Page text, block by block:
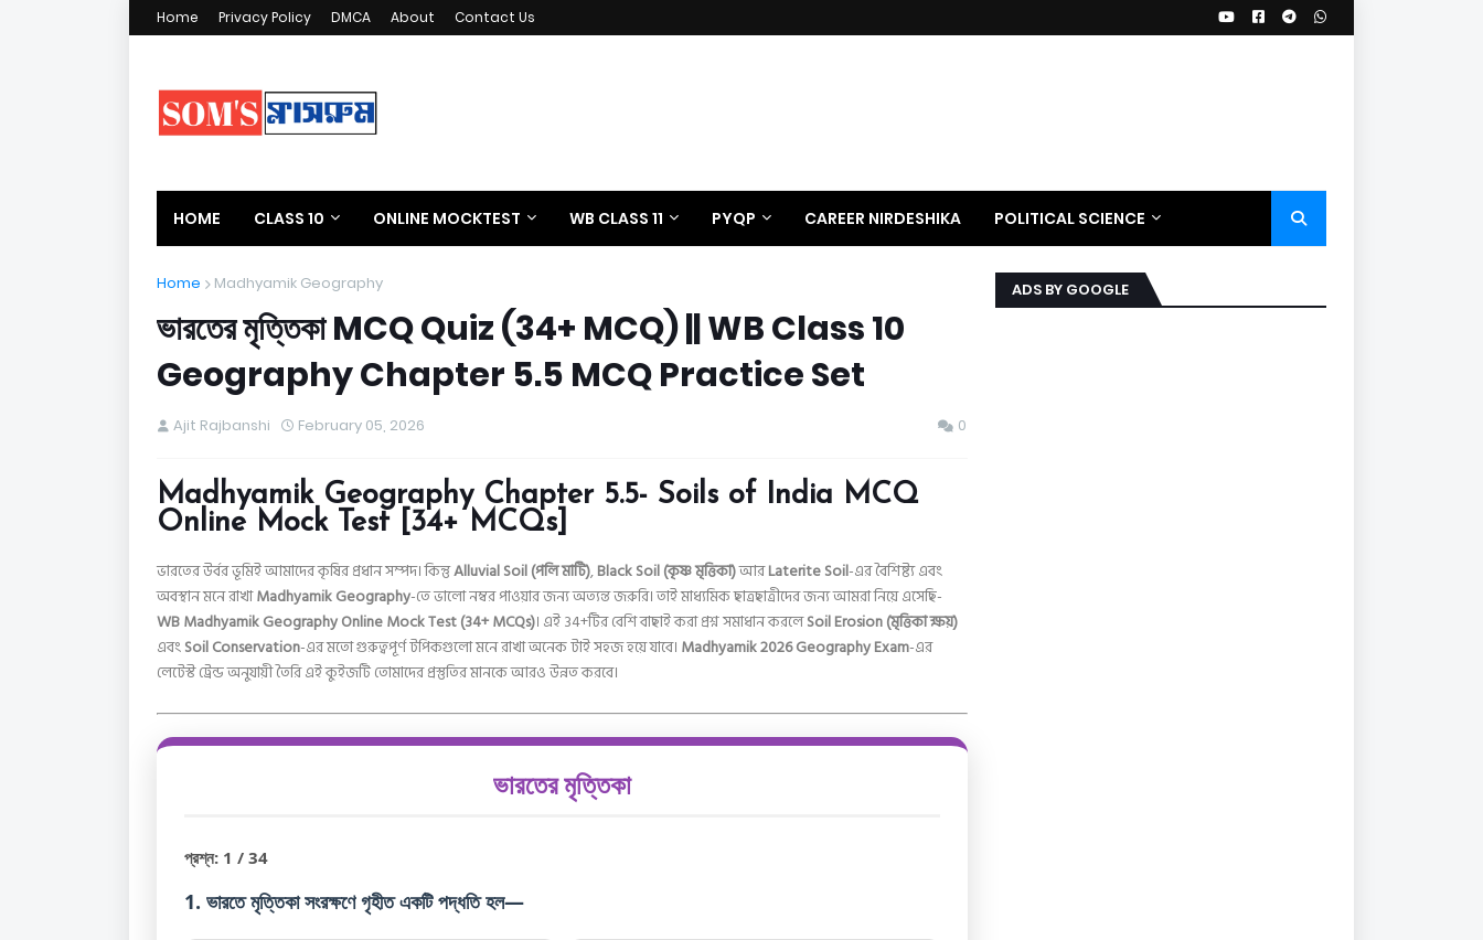
Home Privacy Policy DMCA About Contact Us
HOME CLASS 10 ONLINE MOCKTEST WB CLASS 11 PYQP CAREER NIRDESHIKA POLITICAL SCIENCE
SCHOLARSHIP UPDATES
Home Madhyamik Geography
ভারতের মৃত্তিকা MCQ Quiz (34+ MCQ) || WB Class 10
Geography Chapter 5.5 MCQ Practice Set
Ajit Rajbanshi February 05, 2026 0
Madhyamik Geography Chapter 5.5- Soils of India MCQ
Online Mock Test [34+ MCQs]
ভারতের উর্বর ভূমিই আমাদের কৃষির প্রধান সম্পদ। কিন্তুAlluvial Soil (পলি মাটি),Black Soil (কৃষ্ণ মৃত্তিকা)আরLaterite Soil-এর বৈশিষ্ট্য এবং
অবস্থান মনে রাখাMadhyamik Geography-তে ভালো নম্বর পাওয়ার জন্য অত্যন্ত জরুরি। তাই মাধ্যমিক ছাত্রছাত্রীদের জন্য আমরা নিয়ে এসেছি-
WB Madhyamik GeographyOnline Mock Test (34+ MCQs)। এই 34+টির বেশি বাছাই করা প্রশ্ন সমাধান করলেSoil Erosion (মৃত্তিকা ক্ষয়)
এবংSoil Conservation-এর মতো গুরুত্বপূর্ণ টপিকগুলো মনে রাখা অনেক টাই সহজ হয়ে যাবে। Madhyamik 2026 Geography Exam-এর
লেটেস্ট ট্রেন্ড অনুযায়ী তৈরি এই কুইজটি তোমাদের প্রস্তুতির মানকে আরও উন্নত করবে।
ভারতের মৃত্তিকা
প্রশ্ন: 1 / 34
1. ভারতে মৃত্তিকা সংরক্ষণে গৃহীত একটি পদ্ধতি হল—
ADS BY GOOGLE